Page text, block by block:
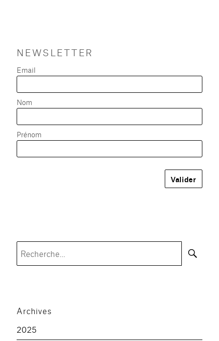
NEWSLETTER
Email
Nom
Prénom
Archives
2025